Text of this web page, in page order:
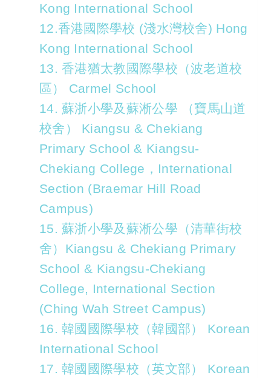
Kong International School
12.香港國際學校 (淺水灣校舍) Hong
Kong International School
13. 香港猶太教國際學校（波老道校
區） Carmel School
14. 蘇浙小學及蘇淅公學 （寶馬山道
校舍） Kiangsu & Chekiang
Primary School & Kiangsu-
Chekiang College，International
Section (Braemar Hill Road
Campus)
15. 蘇浙小學及蘇淅公學（清華街校
舍）Kiangsu & Chekiang Primary
School & Kiangsu-Chekiang
College, International Section
(Ching Wah Street Campus)
16. 韓國國際學校（韓國部） Korean
International School
17. 韓國國際學校（英文部） Korean